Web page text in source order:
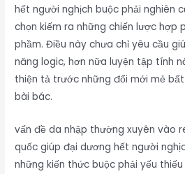
hết người nghịch buộc phải nghiên
chọn kiếm ra những chiến lược hợp
phầm. Điều này chưa chỉ yêu cầu
năng logic, hơn nữa luyện tập tính
thiện tả trước những đổi mới mẻ
bài bác.
vấn đề da nhập thường xuyên vào
quốc giúp đại dương hết người
những kiến thức buộc phải yếu